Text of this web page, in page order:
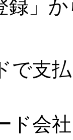
録」
で支
ド会